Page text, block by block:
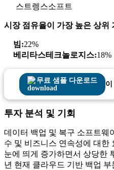
스트렝스소프트
시장 점유율이 가장 높은 상위
빔:22%
베리타스테크놀로지스:18%
무료 샘플 다운로드
투자 분석 및 기회
데이터 백업 및 복구 소프트웨
수 및 비즈니스 연속성에 대한
눈에 띄게 증가하면서 상당한
년 현재 클라우드 기반 백업